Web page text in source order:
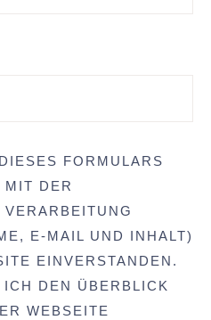
FORMULARS
MIT DER
E-MAIL UND INHALT)
EINVERSTANDEN.
DEN ÜBERBLICK
WEBSEITE